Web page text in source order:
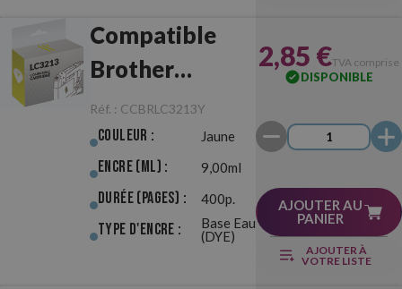
Compatible
Brother
LC3213 Jaune
Réf. : CCBRLC3213Y
Couleur : Jaune
Encre (ml) : 9,00ml
Durée (pages) : 400p.
Type d'Encre :
Base Eau
(DYE)
2,85 €TVA comprise
DISPONIBLE
AJOUTER AU
PANIER
AJOUTER À
VOTRE LISTE